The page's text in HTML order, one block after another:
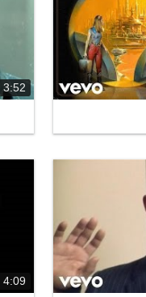
3:52
4:09